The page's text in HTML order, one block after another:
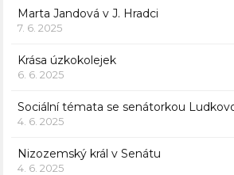
Marta Jandová v J. Hradci
7. 6. 2025
Krása úzkokolejek
6. 6. 2025
Sociální témata se senátorkou
4. 6. 2025
Nizozemský král v Senátu
4. 6. 2025